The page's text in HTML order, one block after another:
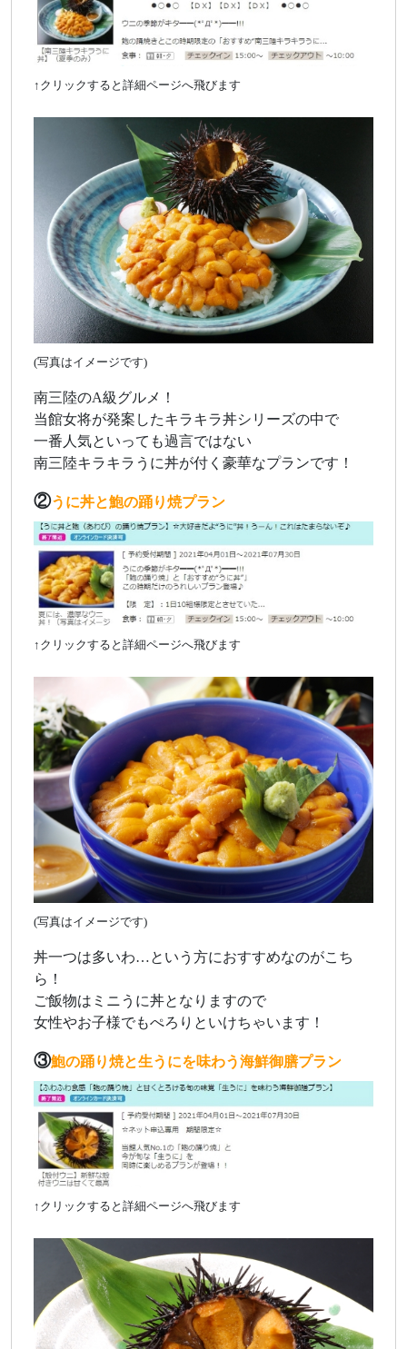
↑クリックすると詳細ページへ飛びます
(写真はイメージです)
南三陸のA級グルメ！
当館女将が発案したキラキラ丼シリーズの中で
一番人気といっても過言ではない
南三陸キラキラうに丼が付く豪華なプランです！
②うに丼と鮑の踊り焼プラン
↑クリックすると詳細ページへ飛びます
(写真はイメージです)
丼一つは多いわ…という方におすすめなのがこち
ら！
ご飯物はミニうに丼となりますので
女性やお子様でもぺろりといけちゃいます！
③鮑の踊り焼と生うにを味わう海鮮御膳プラン
↑クリックすると詳細ページへ飛びます